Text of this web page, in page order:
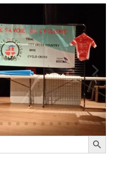
Search Button